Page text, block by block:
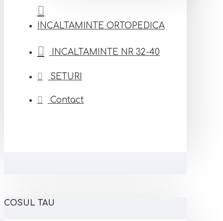
INCALTAMINTE ORTOPEDICA
INCALTAMINTE NR 32-40
SETURI
Contact
COSUL TAU